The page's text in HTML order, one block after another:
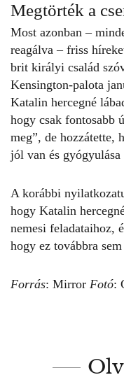
Megtörték a
Most azonban –
reagálva – friss
brit királyi család
Kensington-palota
Katalin hercegné
hogy csak fontosabb
meg”, de hozzátette,
jól van és
A korábbi
hogy Katalin
nemesi feladataihoz,
hogy ez továbbra
Forrás: Mirror Fotó: